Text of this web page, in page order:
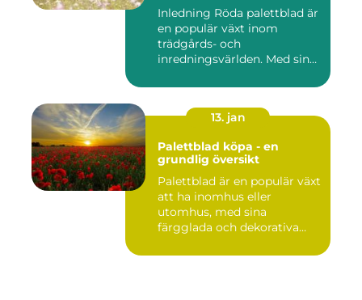
Inledning Röda palettblad är
en populär växt inom
trädgårds- och
inredningsvärlden. Med sina
13. jan
Palettblad köpa - en
grundlig översikt
Palettblad är en populär växt
att ha inomhus eller
utomhus, med sina
färgglada och dekorativa